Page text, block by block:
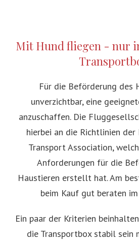
Mit Hund fliegen - nur
Für die Beförderung des
unverzichtbar, eine
anzuschaffen. Die
hierbei an die Richtlinien
Transport Association,
Anforderungen für die
Haustieren erstellt hat. Am
beim Kauf gut beraten
Ein paar der Kriterien
die Transportbox stabil sein